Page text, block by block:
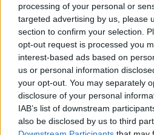
processing of your personal or
targeted advertising by us, please
section to confirm your selection.
opt-out request is processed you
interest-based ads based on
us or personal information
your opt-out. You may separately
disclosure of your personal
IAB’s list of downstream
also be disclosed by us to third
Η Συντακτική ομάδα του Libre
4 Απριλίου, 2025
Σύμφωνα με τον Ευθύμη
πρόεδρο του Οργανισμού
Σχεδιασμού και
καταγράφηκαν περίπου
μέσα σε διάστημα μόλις
εντυπωσιακή αυτή
συνοδεύτηκε και από